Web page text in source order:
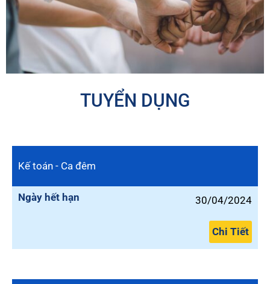
TUYỂN DỤNG
Kế toán - Ca đêm
Ngày hết hạn 30/04/2024
Chi Tiết